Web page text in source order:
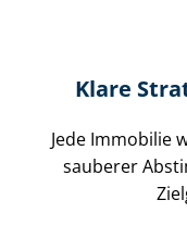
Klare
Jede Immobilie
sauberer